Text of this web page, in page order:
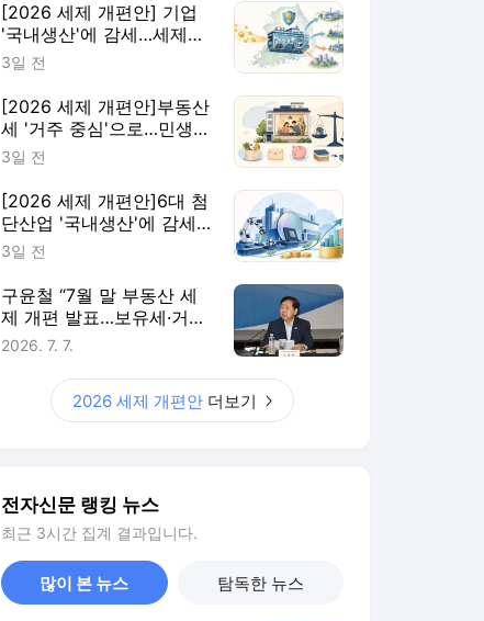
[2026 세제 개편안] 기업
'국내생산'에 감세…세제로
산업·자금 지방행 유도
3일 전
[2026 세제 개편안]부동산
세 '거주 중심'으로…민생
지원 확대·세제 혜택 115개
3일 전
[2026 세제 개편안]6대 첨
단산업 '국내생산'에 감세…
핵심부품 생산량에 따라 지
3일 전
구윤철 “7월 말 부동산 세
제 개편 발표…보유세·거래
세 균형 검토”
2026. 7. 7.
2026 세제 개편안 더보기
전자신문 랭킹 뉴스
최근 3시간 집계 결과입니다.
많이 본 뉴스 탐독한 뉴스